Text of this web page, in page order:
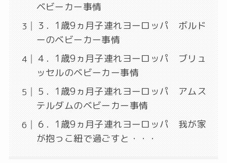
ベビーカー事情
３．1歳9ヵ月子連れヨーロッパ ボルド
ーのベビーカー事情
４．1歳9ヵ月子連れヨーロッパ ブリュ
ッセルのベビーカー事情
５．1歳9ヵ月子連れヨーロッパ アムス
テルダムのベビーカー事情
６．1歳9ヵ月子連れヨーロッパ 我が家
が抱っこ紐で過ごすと・・・